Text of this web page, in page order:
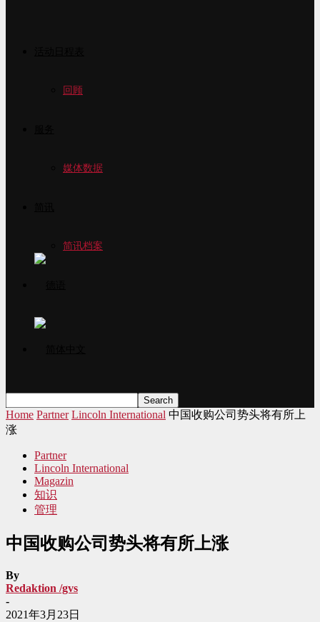
回顾
媒体数据
简讯档案
Home Partner Lincoln International 中国收购公司势头将有所上
涨
Partner
Lincoln International
Magazin
知识
管理
中国收购公司势头将有所上涨
By
Redaktion /gvs
-
2021年3月23日